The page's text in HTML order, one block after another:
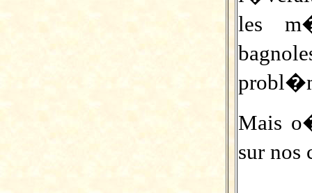
les
Mais
sur